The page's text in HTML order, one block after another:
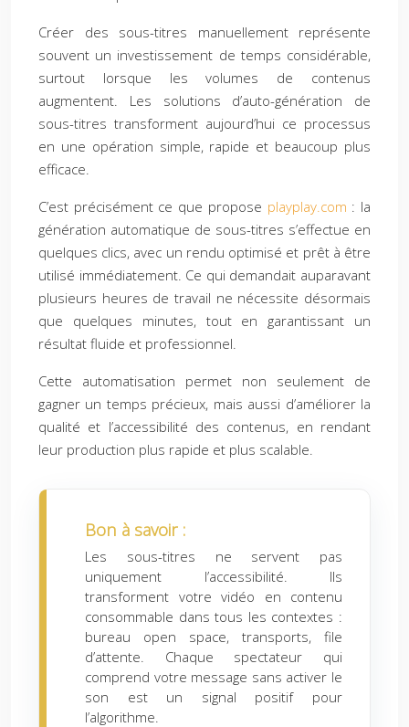
Créer des sous-titres manuellement représente
souvent un investissement de temps considérable,
surtout lorsque les volumes de contenus
augmentent. Les solutions d’auto-génération de
sous-titres transforment aujourd’hui ce processus
en une opération simple, rapide et beaucoup plus
efficace.
C’est précisément ce que propose playplay.com : la
génération automatique de sous-titres s’effectue en
quelques clics, avec un rendu optimisé et prêt à être
utilisé immédiatement. Ce qui demandait auparavant
plusieurs heures de travail ne nécessite désormais
que quelques minutes, tout en garantissant un
résultat fluide et professionnel.
Cette automatisation permet non seulement de
gagner un temps précieux, mais aussi d’améliorer la
qualité et l’accessibilité des contenus, en rendant
leur production plus rapide et plus scalable.
Bon à savoir :
Les sous-titres ne servent pas
uniquement l’accessibilité. Ils
transforment votre vidéo en contenu
consommable dans tous les contextes :
bureau open space, transports, file
d’attente. Chaque spectateur qui
comprend votre message sans activer le
son est un signal positif pour
l’algorithme.